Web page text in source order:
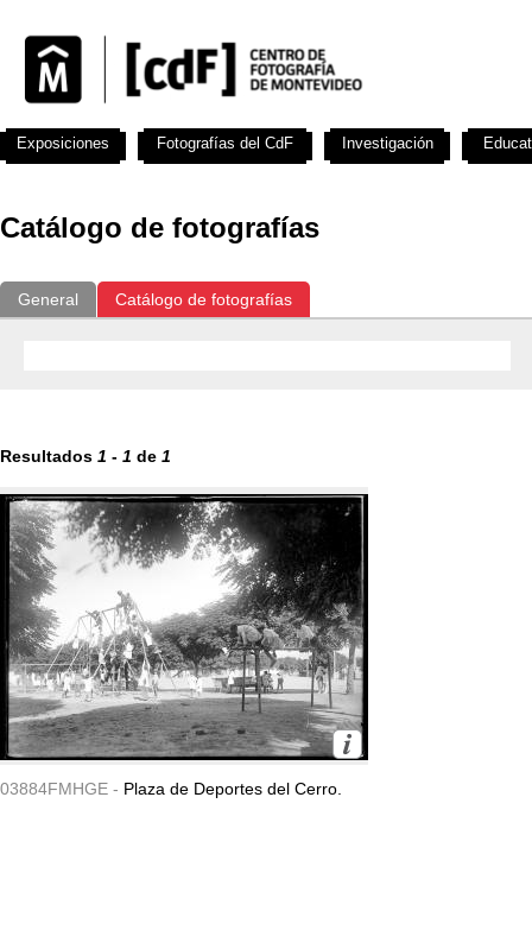
Catálogo de fotografías
General Catálogo de fotografías
Resultados 1 - 1 de 1
03884FMHGE - Plaza de Deportes del Cerro.
Exposiciones Fotografías del CdF Investigación